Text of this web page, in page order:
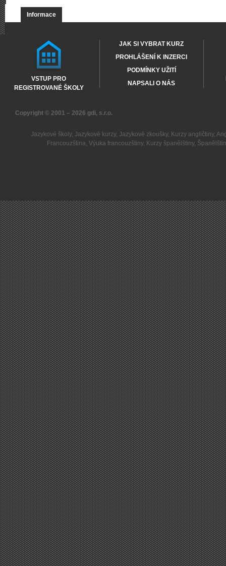
Informace
VSTUP PRO
REGISTROVANÉ ŠKOLY
JAK SI VYBRAT KURZ
PROHLÁŠENÍ K INZERCI
PODMÍNKY UŽITÍ
NAPSALI O NÁS
Copyright © 2001 – 2026 gdi, s.r.o.
Jazykové školy, Jazykové kurzy, Jazykové zkoušky, Kurzy angličtiny,
Francouzština,Výuka francouzštiny, Kurzy španělštiny,